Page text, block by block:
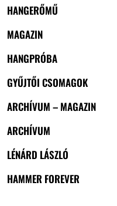
HANGERŐMŰ
MAGAZIN
HANGPRÓBA
GYŰJTŐI CSOMAGOK
ARCHÍVUM – MAGAZIN
ARCHÍVUM
LÉNÁRD LÁSZLÓ
HAMMER FOREVER